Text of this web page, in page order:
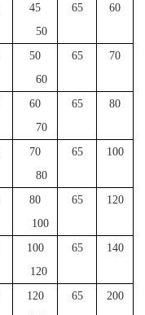
45
50
65 60
50
60
65 70
60
70
65 80
70
80
65 100
80
100
65 120
100
120
65 140
120
65 200